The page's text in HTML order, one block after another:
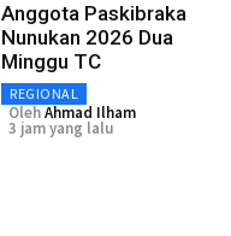
Anggota Paskibraka
Nunukan 2026 Dua
Minggu TC
REGIONAL
OlehAhmad Ilham
3 jam yang lalu